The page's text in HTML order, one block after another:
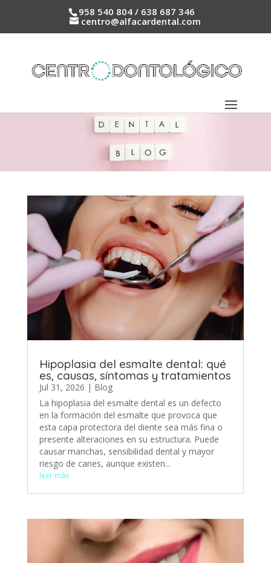
958 540 804 / 638 687 346
centro@alfacardental.com
Hipoplasia del esmalte dental: qué
es, causas, síntomas y tratamientos
Jul 31, 2026 | Blog
La hipoplasia del esmalte dental es un defecto
en la formación del esmalte que provoca que
esta capa protectora del diente sea más fina o
presente alteraciones en su estructura. Puede
causar manchas, sensibilidad dental y mayor
riesgo de caries, aunque existen...
leer más